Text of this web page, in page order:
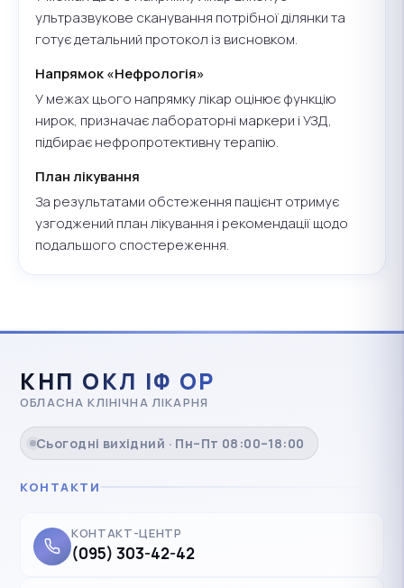
ультразвукове сканування потрібної ділянки та
готує детальний протокол із висновком.
Напрямок «Нефрологія»
У межах цього напрямку лікар оцінює функцію
нирок, призначає лабораторні маркери і УЗД,
підбирає нефропротективну терапію.
План лікування
За результатами обстеження пацієнт отримує
узгоджений план лікування і рекомендації щодо
подальшого спостереження.
КНП ОКЛ ІФ ОР
ОБЛАСНА КЛІНІЧНА ЛІКАРНЯ
Сьогодні вихідний · Пн–Пт 08:00–18:00
КОНТАКТИ
КОНТАКТ-ЦЕНТР
(095) 303-42-42